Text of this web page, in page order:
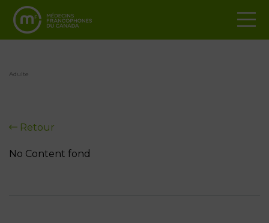
Adulte
Retour
No Content fond